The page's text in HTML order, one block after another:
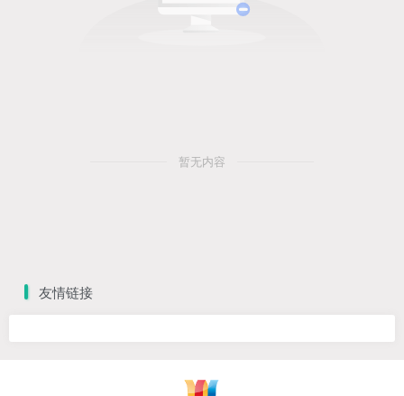
暂无内容
友情链接